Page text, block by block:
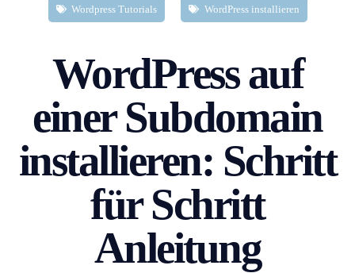
Wordpress Tutorials WordPress installieren
WordPress auf
einer Subdomain
installieren: Schritt
für Schritt
Anleitung